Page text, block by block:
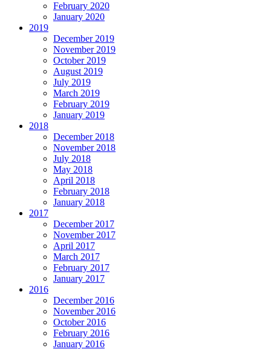
February 2020
January 2020
2019
December 2019
November 2019
October 2019
August 2019
July 2019
March 2019
February 2019
January 2019
2018
December 2018
November 2018
July 2018
May 2018
April 2018
February 2018
January 2018
2017
December 2017
November 2017
April 2017
March 2017
February 2017
January 2017
2016
December 2016
November 2016
October 2016
February 2016
January 2016